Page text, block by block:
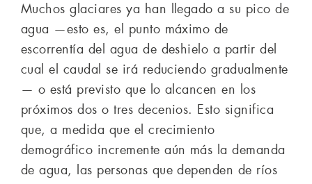
Muchos glaciares ya han llegado a su pico de
agua —esto es, el punto máximo de
escorrentía del agua de deshielo a partir del
cual el caudal se irá reduciendo gradualmente
— o está previsto que lo alcancen en los
próximos dos o tres decenios. Esto significa
que, a medida que el crecimiento
demográfico incremente aún más la demanda
de agua, las personas que dependen de ríos